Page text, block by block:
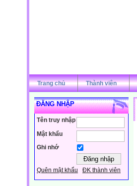
Trang chủ Thành viên
ĐĂNG NHẬP
Tên truy nhập
Mật khẩu
Ghi nhớ
Quên mật khẩu ĐK thành viên